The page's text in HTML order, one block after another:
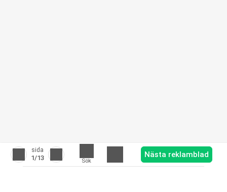
sida
1/13 Sök
Nästa reklamblad